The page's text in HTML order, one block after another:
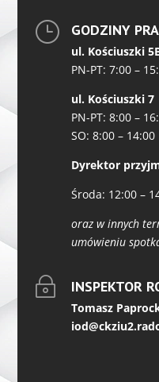
} GODZINY
ul. Kościuszki
PN-PT: 7:00 –
ul. Kościuszki 7
PN-PT: 8:00 –
SO: 8:00 – 14:00
Dyrektor
Środa: 12:00 –
oraz w innych
umówieniu
~ INSPEKTOR
Tomasz